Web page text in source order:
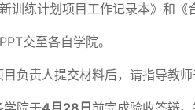
训练计划项目工作记录本》和
交至各自学院。
目负责人提交材料后，请指导教师